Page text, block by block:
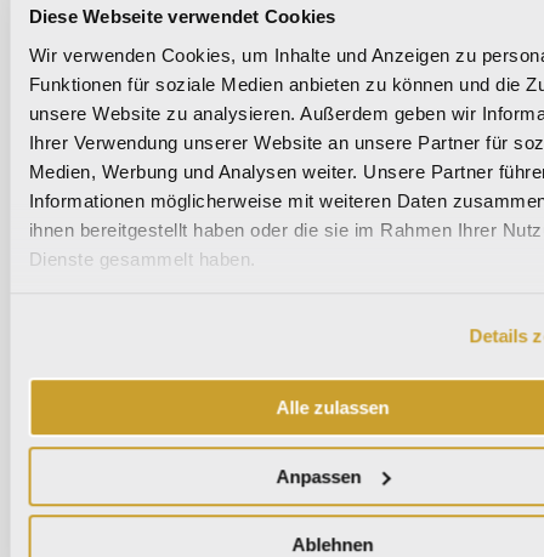
Diese Webseite verwendet Cookies
Wir verwenden Cookies, um Inhalte und Anzeigen zu
Funktionen für soziale Medien anbieten zu können und die
unsere Website zu analysieren. Außerdem geben wir
Ihrer Verwendung unserer Website an unsere Partner für
Medien, Werbung und Analysen weiter. Unsere Partner
Informationen möglicherweise mit weiteren Daten
ihnen bereitgestellt haben oder die sie im Rahmen Ihrer
Dienste gesammelt haben.
Details
Alle zulassen
Anpassen
Ablehnen
N
V
E
S
O
N
E
N
I
N